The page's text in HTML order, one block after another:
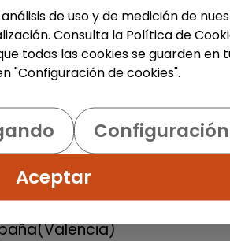
Me interesa
accessibility_newPersonas con
Hostelería y Restauración
a (valència)
Facilitadores de Empleo e
de uso y de medición de
Consulta la Política de
todas las cookies se guarden en
"Configuración de cookies".
Aceptar